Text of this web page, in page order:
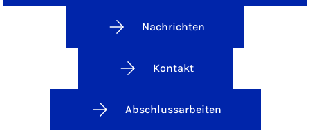
Nachrichten
Kontakt
Abschlussarbeiten